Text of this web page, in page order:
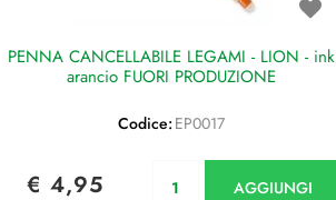
PENNA CANCELLABILE LEGAMI - LION - ink
arancio FUORI PRODUZIONE
Codice: EP0017
€ 4,95 AGGIUNGI